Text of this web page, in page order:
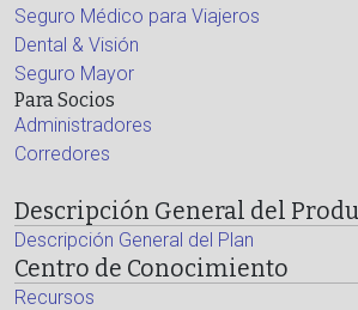
Seguro Médico para Viajeros
Dental & Visión
Seguro Mayor
Para Socios
Administradores
Corredores
Descripción General del
Descripción General del Plan
Centro de Conocimiento
Recursos